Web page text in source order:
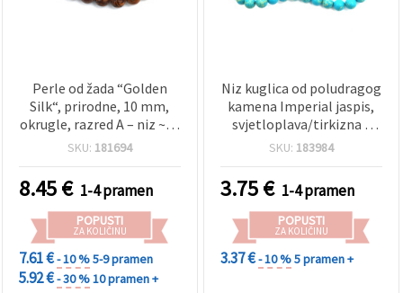
Perle od žada “Golden
Silk“, prirodne, 10 mm,
okrugle, razred A – niz ~36
kom; poludrago kamenje
SKU: 181694
8.45€ 1-4 pramen
POPUSTI
ZA KOLIČINU
7.61 €- 10 %5-9 pramen
5.92 €- 30 %10 pramen +
Niz kuglica od poludragog
kamena Imperial jaspis,
svjetloplava/tirkizna s
mramornim uzorkom, 8
– perle za DIY izradu
nakita, narukvica i
kreativne projekte
SKU: 183984
3.75€ 1-4 pramen
POPUSTI
ZA KOLIČINU
3.37 €- 10 %5 pramen +